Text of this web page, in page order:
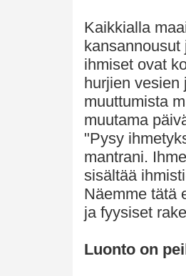
Kaikkialla
ihmiset ovat
hurjien vesien
muuttumista
muutama
"Pysy
mantrani.
sisältää
Näemme tätä
ja fyysiset
Luonto on